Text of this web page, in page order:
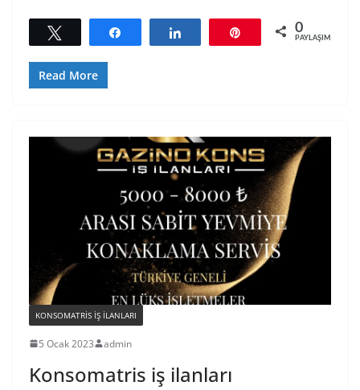
Tweetle 0
PAYLAŞIMLAR
Read More
KONSOMATRIS IŞ ILANLARI
5 Ocak 2023 admin
Konsomatris iş ilanları